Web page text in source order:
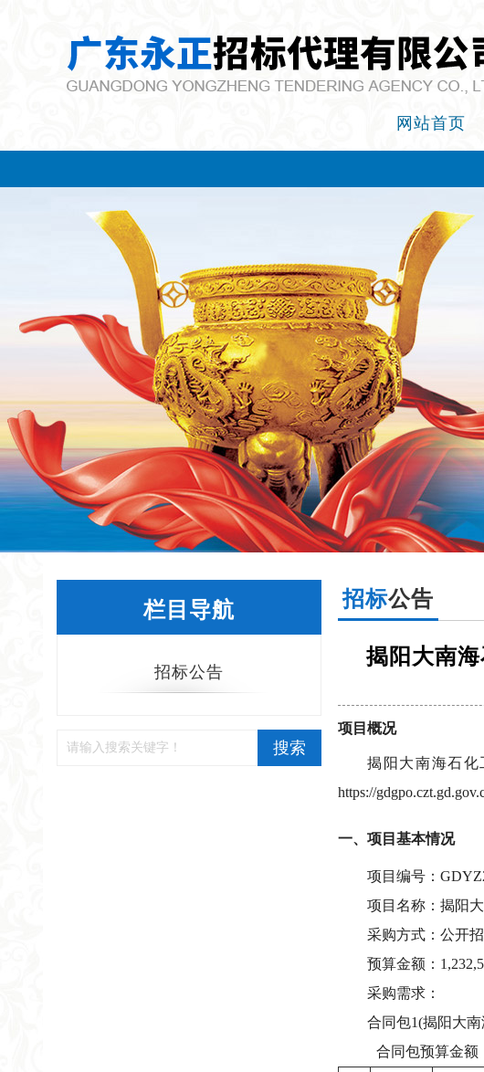
网站首页
栏目导航
招标公告
搜索
招标公告
揭阳大南
项目概况
揭阳大南海石
https://
一、项目基本情况
项目编号：
项目名称：揭阳
采购方式：公开
预算金额：
采购需求：
合同包1(揭阳大
合同包预算金额